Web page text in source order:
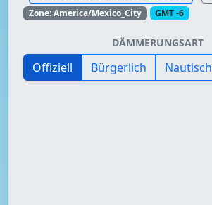
Zone: America/Mexico_City GMT -6
DÄMMERUNGSART
Offiziell Bürgerlich Nautisch